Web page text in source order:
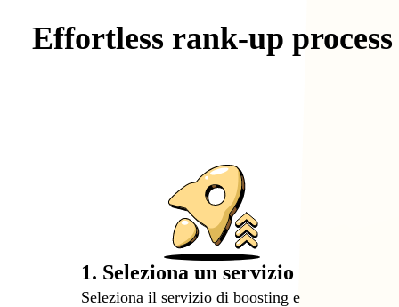
Effortless rank-up process
1. Seleziona un servizio
Seleziona il servizio di boosting e